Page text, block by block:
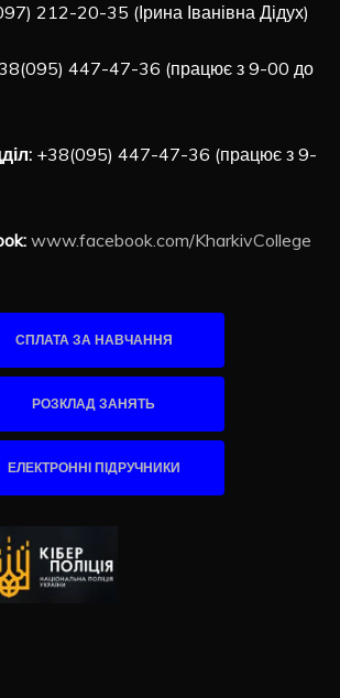
212-20-35 (Ірина Іванівна Дідух)
447-47-36 (працює з 9-00 до
+38(095) 447-47-36 (працює з 9-
www.facebook.com/KharkivCollege
СПЛАТА ЗА НАВЧАННЯ
РОЗКЛАД ЗАНЯТЬ
ЕЛЕКТРОННІ ПІДРУЧНИКИ